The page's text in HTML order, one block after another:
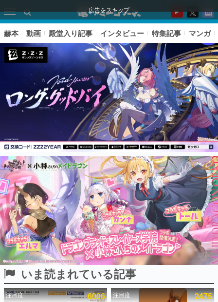
広告をスキップ
ピックアップ
電ファミのいま読まれている記事ランキング
アプリセール情報
インタビュー
連載・特集一覧
殿堂入り記事
SNS拡散数が数千以上！ ページビュー数万以上！ などな
ど。多くの人々に読まれた、電ファミ渾身の“殿堂入り”記
事をまとめました。
赫本 動画 殿堂入り記事 インタビュー 特集記事 マンガ
いま読まれている記事
注目度 6006 注目度 2475